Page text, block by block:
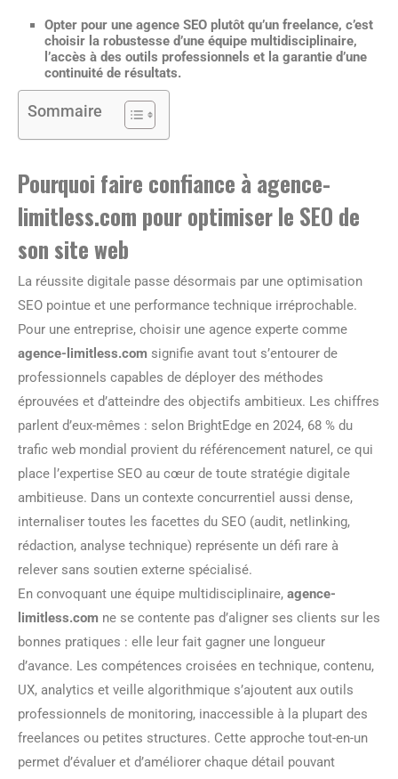
Opter pour une agence SEO plutôt qu’un freelance, c’est
choisir la robustesse d’une équipe multidisciplinaire,
l’accès à des outils professionnels et la garantie d’une
continuité de résultats.
Sommaire
Pourquoi faire confiance à agence-
limitless.com pour optimiser le SEO de
son site web
La réussite digitale passe désormais par une optimisation
SEO pointue et une performance technique irréprochable.
Pour une entreprise, choisir une agence experte comme
agence-limitless.com signifie avant tout s’entourer de
professionnels capables de déployer des méthodes
éprouvées et d’atteindre des objectifs ambitieux. Les chiffres
parlent d’eux-mêmes : selon BrightEdge en 2024, 68 % du
trafic web mondial provient du référencement naturel, ce qui
place l’expertise SEO au cœur de toute stratégie digitale
ambitieuse. Dans un contexte concurrentiel aussi dense,
internaliser toutes les facettes du SEO (audit, netlinking,
rédaction, analyse technique) représente un défi rare à
relever sans soutien externe spécialisé.
En convoquant une équipe multidisciplinaire, agence-
limitless.com ne se contente pas d’aligner ses clients sur les
bonnes pratiques : elle leur fait gagner une longueur
d’avance. Les compétences croisées en technique, contenu,
UX, analytics et veille algorithmique s’ajoutent aux outils
professionnels de monitoring, inaccessible à la plupart des
freelances ou petites structures. Cette approche tout-en-un
permet d’évaluer et d’améliorer chaque détail pouvant